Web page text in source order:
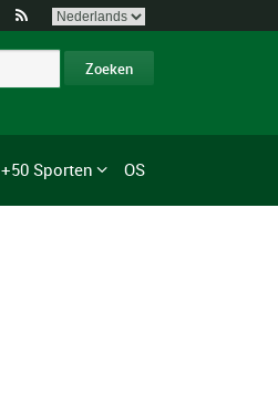

+50 Sporten OS